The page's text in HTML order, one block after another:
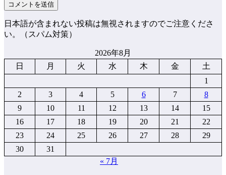
日本語が含まれない投稿は無視されますのでご注意くださ
い。（スパム対策）
2026年8月
日
月 火 水 木 金
土
1
2
3 4 5 6 7
8
9
10 11 12 13 14
15
16
17 18 19 20 21
22
23
24 25 26 27 28
29
30
31
« 7月